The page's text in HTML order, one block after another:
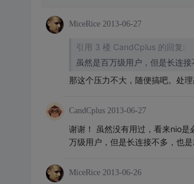
MiceRice 2013-06-27
引用 3 楼 CandCplus 的回复:
虽然是百万级用户，但是长连
那这个压力不大，随便搞吧。处
CandCplus 2013-06-27
谢谢！ 虽然没有用过，看来nio
万级用户，但是长连接不多，也是
MiceRice 2013-06-26